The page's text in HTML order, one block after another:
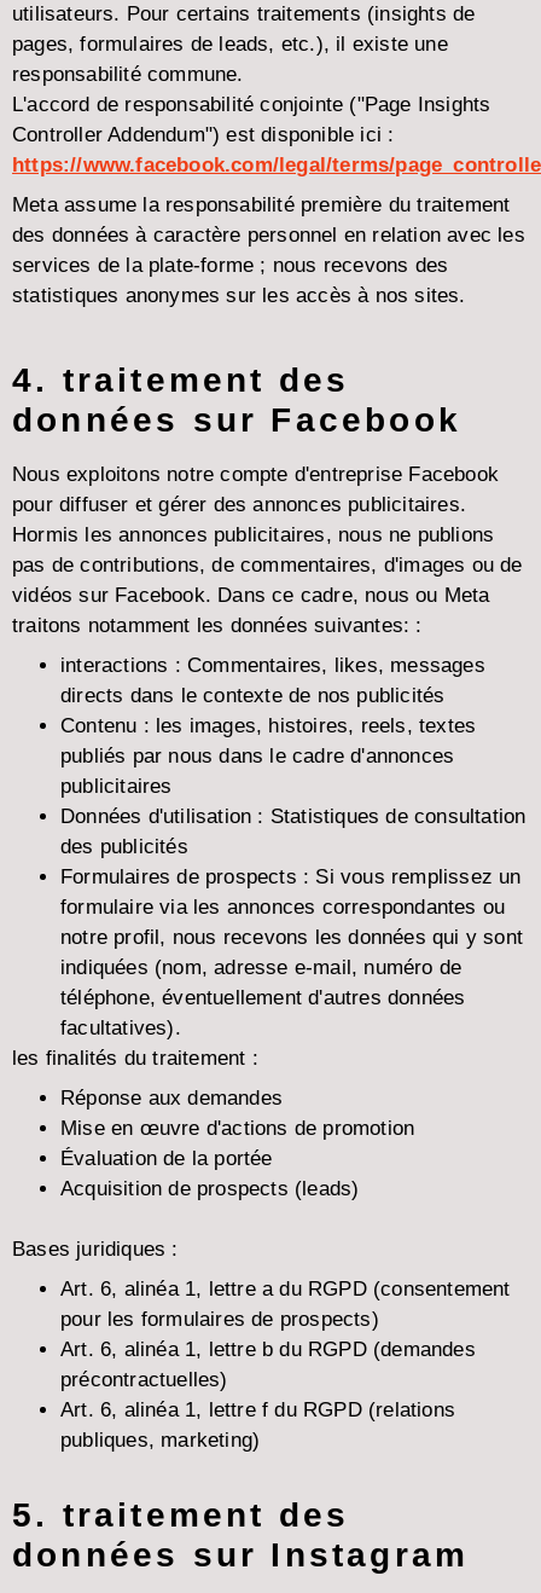
utilisateurs. Pour certains traitements (insights de
pages, formulaires de leads, etc.), il existe une
responsabilité commune.
L'accord de responsabilité conjointe ("Page Insights
Controller Addendum") est disponible ici :
https://www.facebook.com/legal/terms/
Meta assume la responsabilité première du traitement
des données à caractère personnel en relation avec les
services de la plate-forme ; nous recevons des
statistiques anonymes sur les accès à nos sites.
4. traitement des
données sur Facebook
Nous exploitons notre compte d'entreprise Facebook
pour diffuser et gérer des annonces publicitaires.
Hormis les annonces publicitaires, nous ne publions
pas de contributions, de commentaires, d'images ou de
vidéos sur Facebook. Dans ce cadre, nous ou Meta
traitons notamment les données suivantes: :
interactions : Commentaires, likes, messages
directs dans le contexte de nos publicités
Contenu : les images, histoires, reels, textes
publiés par nous dans le cadre d'annonces
publicitaires
Données d'utilisation : Statistiques de consultation
des publicités
Formulaires de prospects : Si vous remplissez un
formulaire via les annonces correspondantes ou
notre profil, nous recevons les données qui y sont
indiquées (nom, adresse e-mail, numéro de
téléphone, éventuellement d'autres données
facultatives).
les finalités du traitement :
Réponse aux demandes
Mise en œuvre d'actions de promotion
Évaluation de la portée
Acquisition de prospects (leads)
Bases juridiques :
Art. 6, alinéa 1, lettre a du RGPD (consentement
pour les formulaires de prospects)
Art. 6, alinéa 1, lettre b du RGPD (demandes
précontractuelles)
Art. 6, alinéa 1, lettre f du RGPD (relations
publiques, marketing)
5. traitement des
données sur Instagram